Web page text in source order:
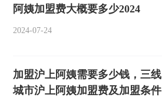
阿姨加盟费大概要多少2024
2024-07-24
加盟沪上阿姨需要多少钱，三线
城市沪上阿姨加盟费及加盟条件